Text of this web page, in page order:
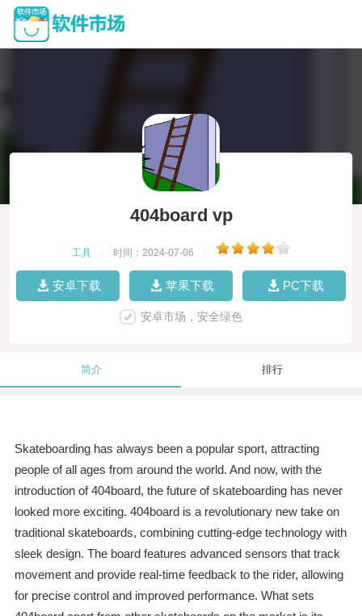
404board vp
工具 时间：2024-07-06
安卓下载 苹果下载 PC下载
安卓市场，安全绿色
简介 排行
Skateboarding has always been a popular sport, attracting
people of all ages from around the world. And now, with the
introduction of 404board, the future of skateboarding has never
looked more exciting. 404board is a revolutionary new take on
traditional skateboards, combining cutting-edge technology with
sleek design. The board features advanced sensors that track
movement and provide real-time feedback to the rider, allowing
for precise control and improved performance. What sets